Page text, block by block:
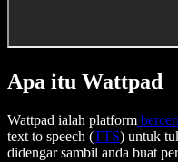
Apa itu Wattpad
Wattpad ialah platform
text to speech (TTS) untuk
didengar sambil anda buat